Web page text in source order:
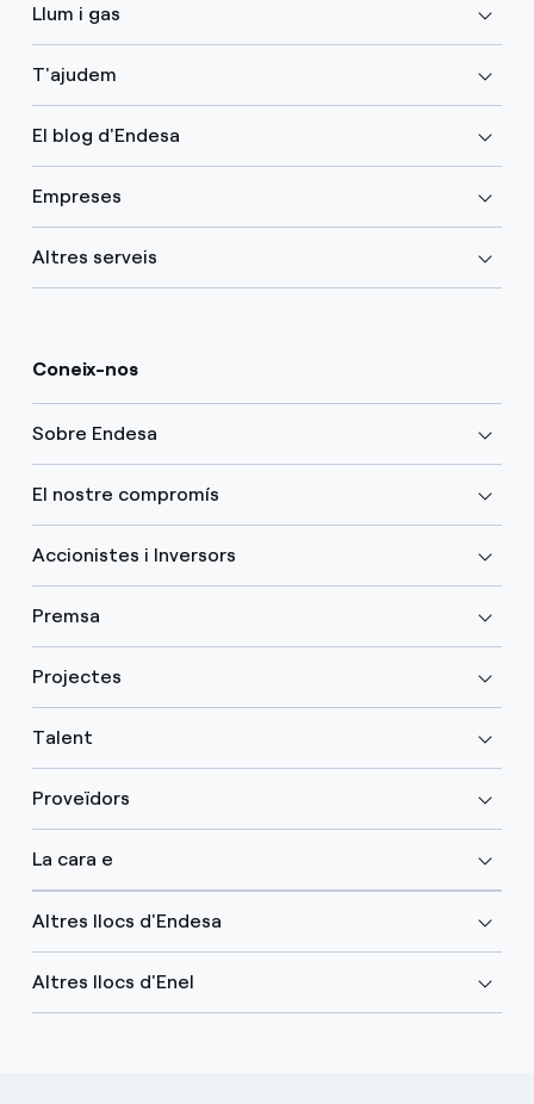
Llum i gas
T'ajudem
El blog d'Endesa
Empreses
Altres serveis
Coneix-nos
Sobre Endesa
El nostre compromís
Accionistes i Inversors
Premsa
Projectes
Talent
Proveïdors
La cara e
Altres llocs d'Endesa
Altres llocs d'Enel